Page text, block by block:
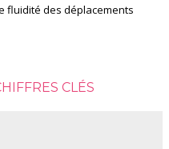
fluidité des déplacements
CLÉS